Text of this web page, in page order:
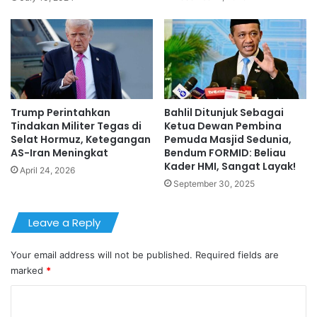
Trump Perintahkan
Tindakan Militer Tegas di
Selat Hormuz, Ketegangan
AS-Iran Meningkat
April 24, 2026
Bahlil Ditunjuk Sebagai
Ketua Dewan Pembina
Pemuda Masjid Sedunia,
Bendum FORMID: Beliau
Kader HMI, Sangat Layak!
September 30, 2025
Leave a Reply
Your email address will not be published. Required fields are
marked *